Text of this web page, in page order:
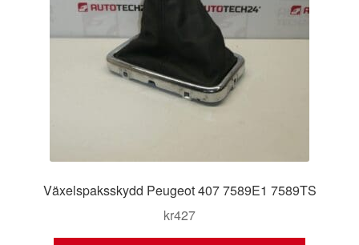
Reklamationsprocedur
VillkorVäxelspaksskydd Peugeot 407 7589E1 7589TS
kr427